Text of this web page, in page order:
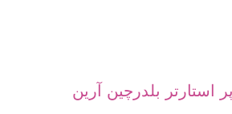
استارتر بلدرچین آرین